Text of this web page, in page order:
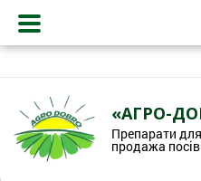
«АГРО-
Препарати
продажа